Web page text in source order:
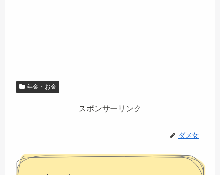
年金・お金
スポンサーリンク
ダメ女